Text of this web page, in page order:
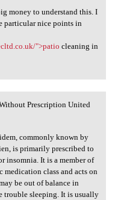
big money
money to understand this. I
particular nice points in
">patio cleaning in
Without
Prescription United
commonly known by
is primarily prescribed to
insomnia. It is a member of
medication class and acts on
be out of balance in
trouble sleeping. It is usually